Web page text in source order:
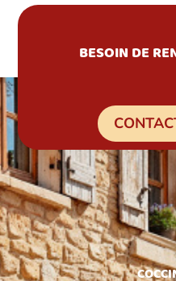
BESOIN DE